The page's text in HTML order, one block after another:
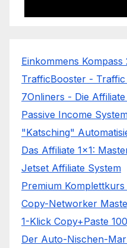
Einkommens Kompass
TrafficBooster -
7Onliners - Die
Passive Income
"Katsching"
Das Affiliate 1x1:
Jetset Affiliate System
Premium
Copy-Networker
1-Klick Copy+Paste
Der Auto-Nischen-